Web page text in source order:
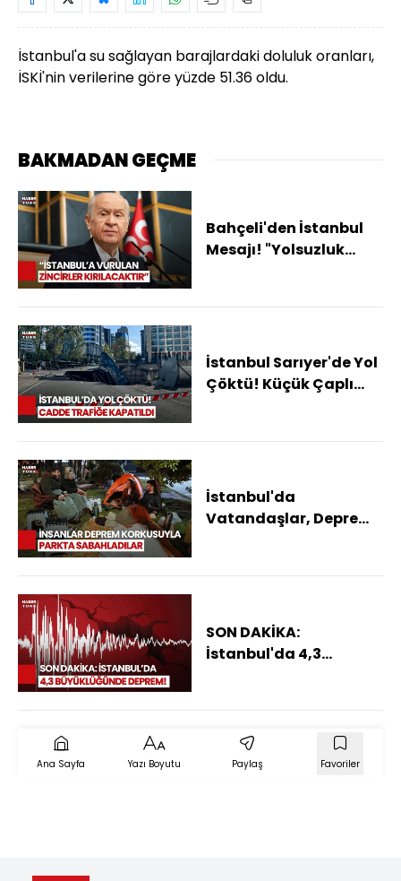
İstanbul'a su sağlayan barajlardaki doluluk oranları,
İSKİ'nin verilerine göre yüzde 51.36 oldu.
BAKMADAN GEÇME
Bahçeli'den İstanbul
Mesajı! "Yolsuzluk
Yara"
İstanbul Sarıyer'de Yol
Çöktü! Küçük Çaplı
İstanbul'da
Vatandaşlar, Deprem
SON DAKİKA:
İstanbul'da 4,3
Ana Sayfa Yazı Boyutu Paylaş Favoriler